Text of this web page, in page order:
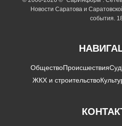
Новости Саратова и
события.
ОбществоПроисшествияСуд
ЖКХ и строительство